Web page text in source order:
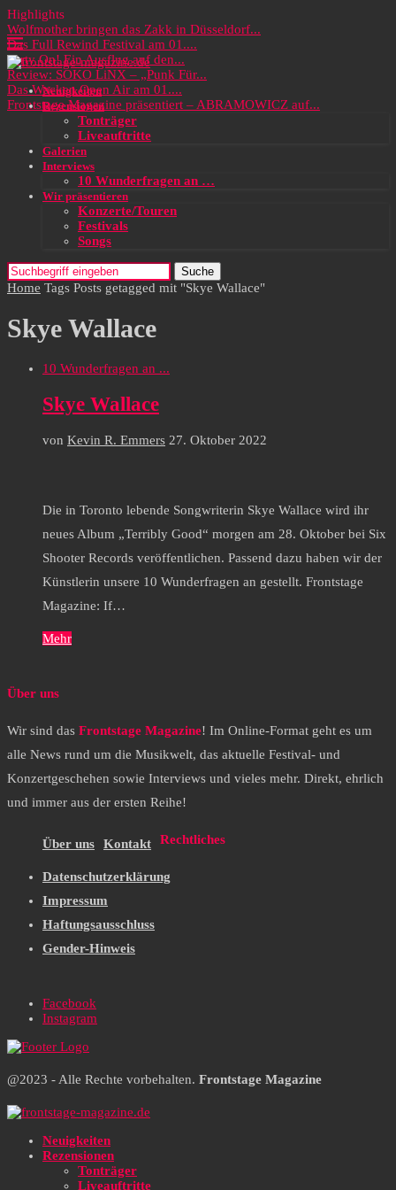
Highlights
Wolfmother bringen das Zakk in Düsseldorf...
Das Full Rewind Festival am 01....
Party On! Ein Ausflug auf den...
Review: SOKO LiNX – „Punk Für...
Das Wacken Open Air am 01....
Frontstage Magazine präsentiert – ABRAMOWICZ auf...
Neuigkeiten
Rezensionen
Tonträger
Liveauftritte
Galerien
Interviews
10 Wunderfragen an …
Wir präsentieren
Konzerte/Touren
Festivals
Songs
Suche
Home Tags Posts getagged mit "Skye Wallace"
Skye Wallace
10 Wunderfragen an ...
Skye Wallace
von Kevin R. Emmers 27. Oktober 2022
Die in Toronto lebende Songwriterin Skye Wallace wird ihr
neues Album „Terribly Good“ morgen am 28. Oktober bei Six
Shooter Records veröffentlichen. Passend dazu haben wir der
Künstlerin unsere 10 Wunderfragen an gestellt. Frontstage
Magazine: If…
Mehr
Über uns
Wir sind das Frontstage Magazine! Im Online-Format geht es um
alle News rund um die Musikwelt, das aktuelle Festival- und
Konzertgeschehen sowie Interviews und vieles mehr. Direkt, ehrlich
und immer aus der ersten Reihe!
Über uns Kontakt Rechtliches
Datenschutzerklärung
Impressum
Haftungsausschluss
Gender-Hinweis
Facebook
Instagram
@2023 - Alle Rechte vorbehalten. Frontstage Magazine
Neuigkeiten
Rezensionen
Tonträger
Liveauftritte